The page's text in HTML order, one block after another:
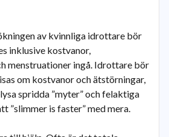
av kvinnliga idrottare bör
inklusive kostvanor,
menstruationer ingå. Idrottare bör
om kostvanor och ätstörningar,
spridda ”myter” och felaktiga
”slimmer is faster” med mera.